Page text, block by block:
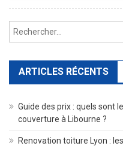
ARTICLES RÉCENTS
Guide des prix : quels sont
couverture à Libourne ?
Renovation toiture Lyon :